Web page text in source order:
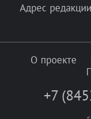
Адрес
О проекте
+7